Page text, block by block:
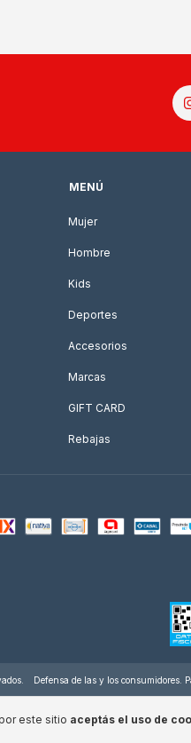
este sitio aceptás el uso de
MENÚ
Mujer
Hombre
Kids
Deportes
Accesorios
Marcas
GIFT CARD
Rebajas
Defensa de las y los consumidores.